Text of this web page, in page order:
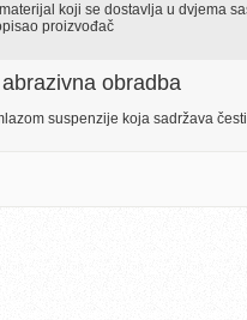
koji se dostavlja u dvjema
proizvođač
obradba
suspenzije koja sadržava